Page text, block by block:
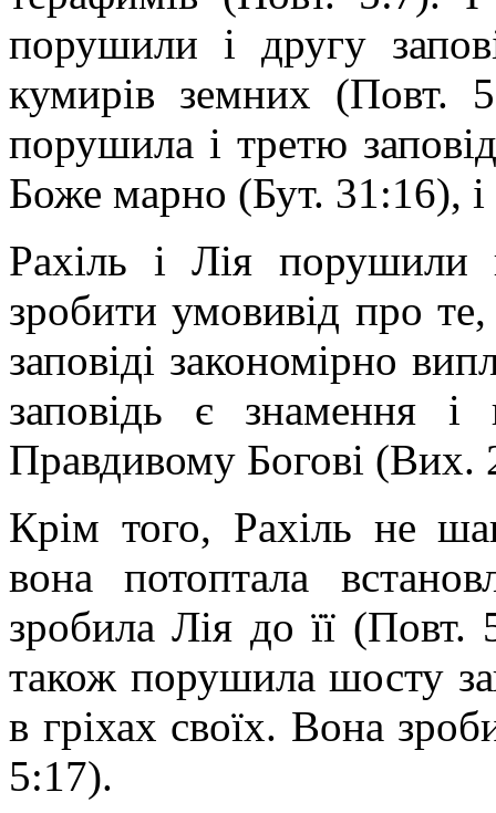
порушили і другу
кумирів земних (Повт.
порушила і третю
Боже марно (Бут. 31:16),
Рахіль і Лія
зробити умовивід про
заповіді закономірно
заповідь є знамення і
Правдивому Богові (Вих.
Крім того, Рахіль не
вона потоптала
зробила Лія до її (Повт.
також порушила шосту
в гріхах своїх. Вона
5:17).